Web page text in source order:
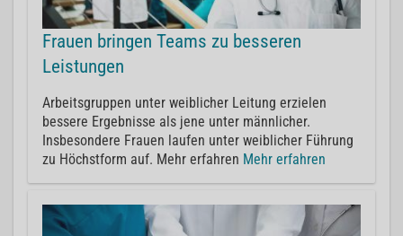
Frauen bringen Teams zu besseren
Leistungen
Arbeitsgruppen unter weiblicher Leitung erzielen
bessere Ergebnisse als jene unter männlicher.
Insbesondere Frauen laufen unter weiblicher Führung
zu Höchstform auf. Mehr erfahren Mehr erfahren